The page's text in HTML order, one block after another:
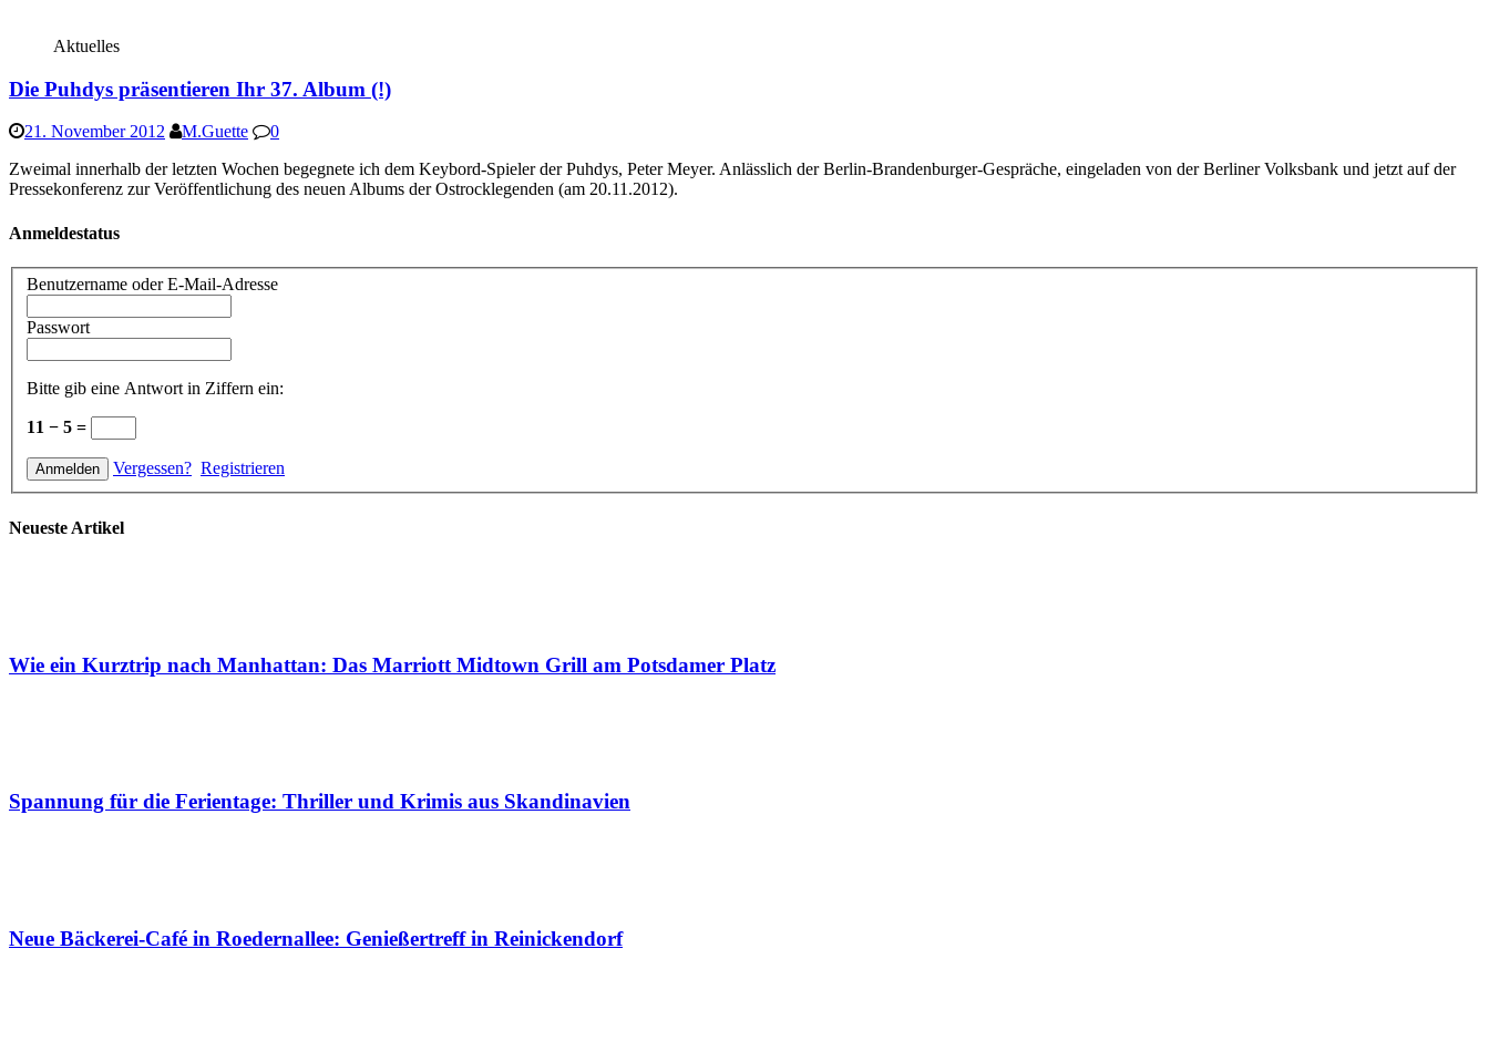
Aktuelles
Die Puhdys präsentieren Ihr 37. Album (!)
21. November 2012 M.Guette
0
Zweimal innerhalb der letzten Wochen begegnete ich dem Keybord-Spieler der Puhdys, Peter Meyer. Anlässlich der Berlin-Brandenburger-Gespräche, eingeladen von der Berliner Volksbank und jetzt auf der
Pressekonferenz zur Veröffentlichung des neuen Albums der Ostrocklegenden (am 20.11.2012).
Anmeldestatus
Benutzername oder E-Mail-Adresse
Passwort
Bitte gib eine Antwort in Ziffern ein:
11 − 5 =
Vergessen? Registrieren
Neueste Artikel
Wie ein Kurztrip nach Manhattan: Das Marriott Midtown Grill am Potsdamer Platz
Spannung für die Ferientage: Thriller und Krimis aus Skandinavien
Neue Bäckerei-Café in Roedernallee: Genießertreff in Reinickendorf